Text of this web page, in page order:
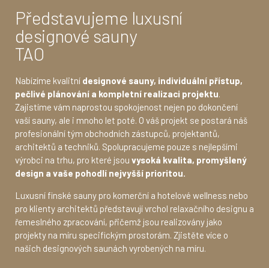
Představujeme luxusní
designové sauny
TAO
Nabízíme kvalitní designové sauny, individuální přístup,
pečlivé plánování a kompletní realizaci projektu.
Zajistíme vám naprostou spokojenost nejen po dokončení
vaší sauny, ale i mnoho let poté. O váš projekt se postará náš
profesionální tým obchodních zástupců, projektantů,
architektů a techniků. Spolupracujeme pouze s nejlepšími
výrobci na trhu, pro které jsou vysoká kvalita, promyšlený
design a vaše pohodlí nejvyšší prioritou.
Luxusní finské sauny pro komerční a hotelové wellness nebo
pro klienty architektů představují vrchol relaxačního designu a
řemeslného zpracování, přičemž jsou realizovány jako
projekty na míru specifickým prostorám. Zjistěte více o
našich designových saunách vyrobených na míru.